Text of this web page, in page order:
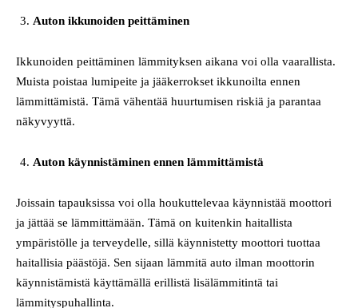
Auton ikkunoiden peittäminen
Ikkunoiden peittäminen lämmityksen aikana voi olla vaarallista.
Muista poistaa lumipeite ja jääkerrokset ikkunoilta ennen
lämmittämistä. Tämä vähentää huurtumisen riskiä ja parantaa
näkyvyyttä.
Auton käynnistäminen ennen lämmittämistä
Joissain tapauksissa voi olla houkuttelevaa käynnistää moottori
ja jättää se lämmittämään. Tämä on kuitenkin haitallista
ympäristölle ja terveydelle, sillä käynnistetty moottori tuottaa
haitallisia päästöjä. Sen sijaan lämmitä auto ilman moottorin
käynnistämistä käyttämällä erillistä lisälämmitintä tai
lämmityspuhallinta.